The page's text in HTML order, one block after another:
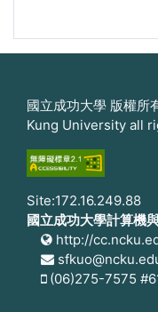
國立成功大學 版權
Kung University all
Site:172.16.249.88
國立成功大學計算機
http://
(06)275-7575